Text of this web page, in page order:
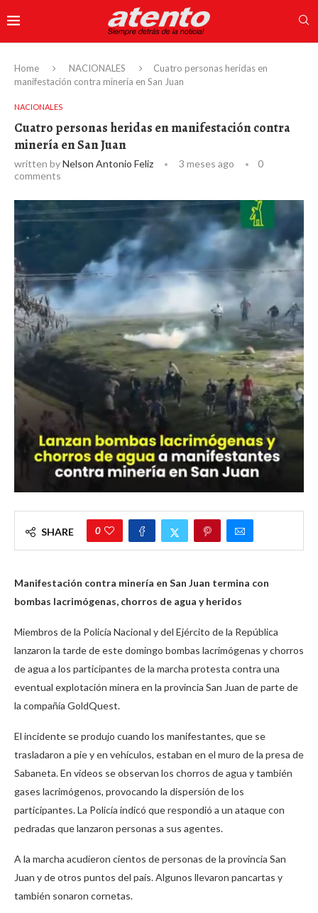
Home NACIONALES
Cuatro personas heridas en
manifestación contra minería en San Juan
NACIONALES
Cuatro personas heridas en manifestación contra
minería en San Juan
written byNelson Antonio Feliz 3 meses ago
0
comments
SHARE 0
Manifestación contra minería en San Juan termina con
bombas lacrimógenas, chorros de agua y heridos
Miembros de la Policía Nacional y del Ejército de la República
lanzaron la tarde de este domingo bombas lacrimógenas y chorros
de agua a los participantes de la marcha protesta contra una
eventual explotación minera en la provincia San Juan de parte de
la compañía GoldQuest.
El incidente se produjo cuando los manifestantes, que se
trasladaron a pie y en vehículos, estaban en el muro de la presa de
Sabaneta. En videos se observan los chorros de agua y también
gases lacrimógenos, provocando la dispersión de los
participantes. La Policía indicó que respondió a un ataque con
pedradas que lanzaron personas a sus agentes.
A la marcha acudieron cientos de personas de la provincia San
Juan y de otros puntos del país. Algunos llevaron pancartas y
también sonaron cornetas.